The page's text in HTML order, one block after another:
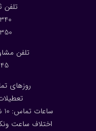
:تلفن
تلفن
روزهای
ساعات تماس: 10 شب تا 5 صبح به وقت ایران
اختلاف ساعت